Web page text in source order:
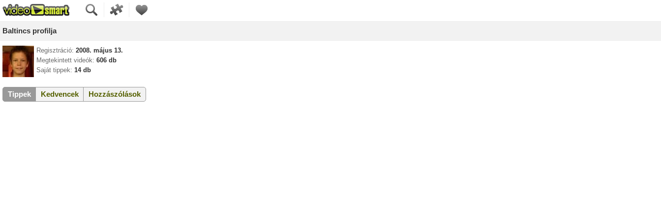
Baltincs profilja
Regisztráció: 2008. május 13.
Megtekintett videók: 606 db
Saját tippek: 14 db
Tippek Kedvencek Hozzászólások